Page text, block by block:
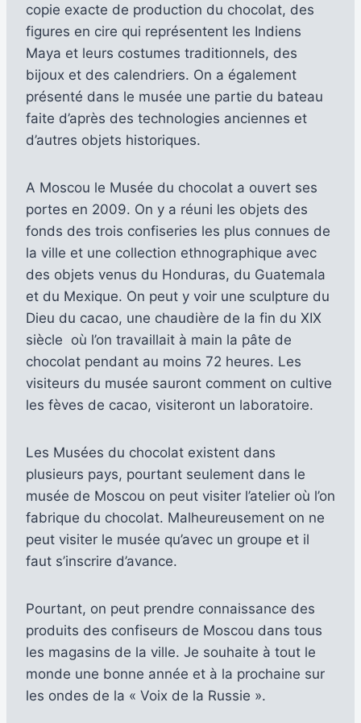
copie exacte de production du chocolat, des
figures en cire qui représentent les Indiens
Maya et leurs costumes traditionnels, des
bijoux et des calendriers. On a également
présenté dans le musée une partie du bateau
faite d’après des technologies anciennes et
d’autres objets historiques.
A Moscou le Musée du chocolat a ouvert ses
portes en 2009. On y a réuni les objets des
fonds des trois confiseries les plus connues de
la ville et une collection ethnographique avec
des objets venus du Honduras, du Guatemala
et du Mexique. On peut y voir une sculpture du
Dieu du cacao, une chaudière de la fin du XIX
siècle où l’on travaillait à main la pâte de
chocolat pendant au moins 72 heures. Les
visiteurs du musée sauront comment on cultive
les fèves de cacao, visiteront un laboratoire.
Les Musées du chocolat existent dans
plusieurs pays, pourtant seulement dans le
musée de Moscou on peut visiter l’atelier où l’on
fabrique du chocolat. Malheureusement on ne
peut visiter le musée qu’avec un groupe et il
faut s’inscrire d’avance.
Pourtant, on peut prendre connaissance des
produits des confiseurs de Moscou dans tous
les magasins de la ville. Je souhaite à tout le
monde une bonne année et à la prochaine sur
les ondes de la « Voix de la Russie ».